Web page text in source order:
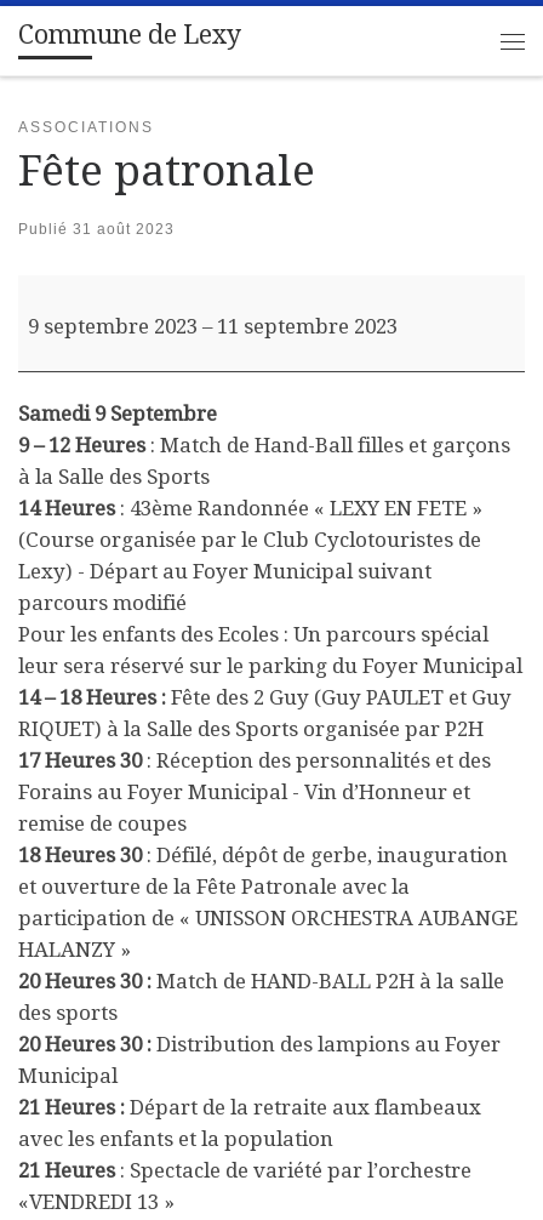
Passer au contenu
Commune de Lexy
ASSOCIATIONS
Fête patronale
Publié 31 août 2023
9 septembre 2023 – 11 septembre 2023
Samedi 9 Septembre
9 – 12 Heures: Match de Hand-Ball filles et garçons
à la Salle des Sports
14 Heures: 43ème Randonnée « LEXY EN FETE »
(Course organisée par le Club Cyclotouristes de
Lexy) - Départ au Foyer Municipal suivant
parcours modifié
Pour les enfants des Ecoles : Un parcours spécial
leur sera réservé sur le parking du Foyer Municipal
14 – 18 Heures : Fête des 2 Guy (Guy PAULET et Guy
RIQUET) à la Salle des Sports organisée par P2H
17 Heures 30: Réception des personnalités et des
Forains au Foyer Municipal - Vin d’Honneur et
remise de coupes
18 Heures 30: Défilé, dépôt de gerbe, inauguration
et ouverture de la Fête Patronale avec la
participation de « UNISSON ORCHESTRA AUBANGE
HALANZY »
20 Heures 30 : Match de HAND-BALL P2H à la salle
des sports
20 Heures 30 : Distribution des lampions au Foyer
Municipal
21 Heures : Départ de la retraite aux flambeaux
avec les enfants et la population
21 Heures: Spectacle de variété par l’orchestre
«VENDREDI 13 »